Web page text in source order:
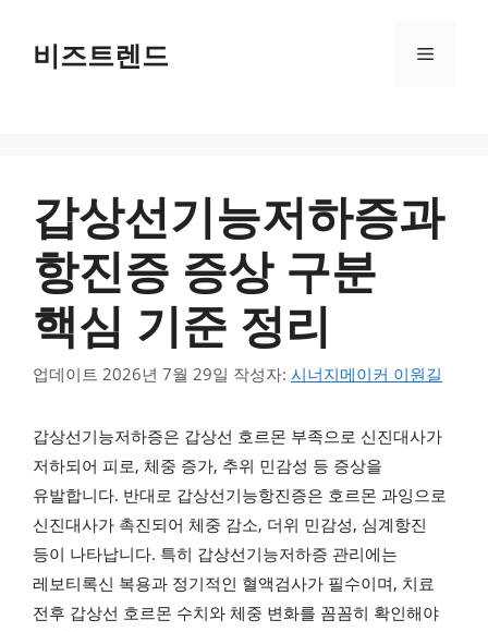
건너뛰기비즈트렌드 메뉴
갑상선기능저하증과
항진증 증상 구분
핵심 기준 정리
업데이트 2026년 7월 29일 작성자: 시너지메이커 이원길
갑상선기능저하증은 갑상선 호르몬 부족으로 신진대사가
저하되어 피로, 체중 증가, 추위 민감성 등 증상을
유발합니다. 반대로 갑상선기능항진증은 호르몬 과잉으로
신진대사가 촉진되어 체중 감소, 더위 민감성, 심계항진
등이 나타납니다. 특히 갑상선기능저하증 관리에는
레보티록신 복용과 정기적인 혈액검사가 필수이며, 치료
전후 갑상선 호르몬 수치와 체중 변화를 꼼꼼히 확인해야